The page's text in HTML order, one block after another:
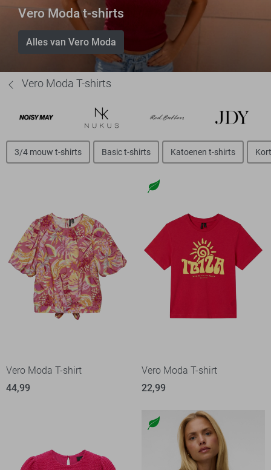
Vero Moda t-shirts
Alles van Vero Moda
Vero Moda T-shirts
3/4 mouw t-shirts Basic t-shirts Katoenen t-shirts
Vero Moda T-shirt
44,99
Vero Moda T-shirt
22,99